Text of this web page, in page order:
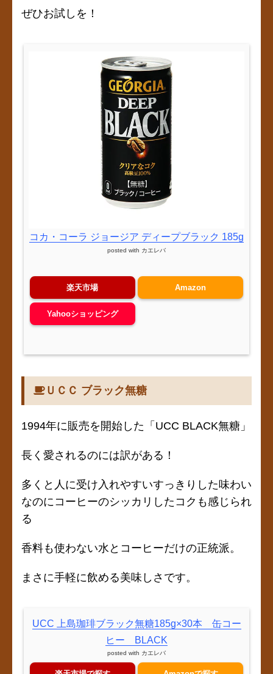
ぜひお試しを！
コカ・コーラ ジョージア ディープブラック 185g
posted with カエレバ
楽天市場 Amazon
Yahooショッピング
ＵＣＣ ブラック無糖
1994年に販売を開始した「UCC BLACK無糖」
長く愛されるのには訳がある！
多くと人に受け入れやすいすっきりした味わい
なのにコーヒーのシッカリしたコクも感じられ
る
香料も使わない水とコーヒーだけの正統派。
まさに手軽に飲める美味しさです。
UCC 上島珈琲ブラック無糖185g×30本 缶コー
ヒー BLACK
posted with カエレバ